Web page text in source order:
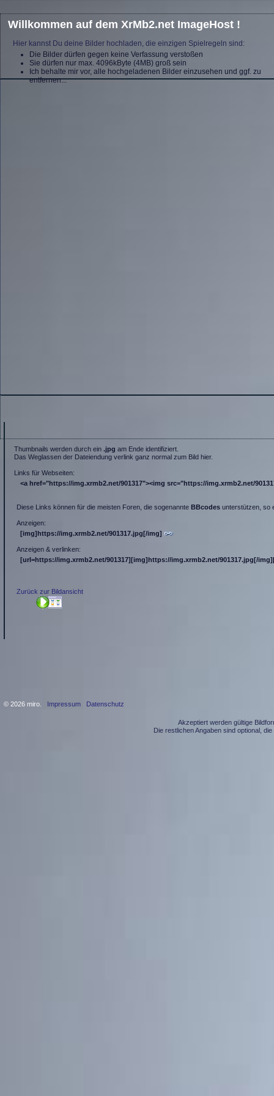
Willkommen auf dem XrMb2.net ImageHost !
Hier kannst Du deine Bilder hochladen, die einzigen Spielregeln sind:
Die Bilder dürfen gegen keine Verfassung verstoßen
Sie dürfen nur max. 4096kByte (4MB) groß sein
Ich behalte mir vor, alle hochgeladenen Bilder einzusehen und ggf. zu
entfernen...
Thumbnails werden durch ein .jpg am Ende identifiziert.
Das Weglassen der Dateiendung verlink ganz normal zum Bild hier.
Links für Webseiten:
<a href="https://img.xrmb2.net/901317"><img src="https://img.xrmb2.net/
Diese Links können für die meisten Foren, die sogenannte BBcodes unterstützen, so
Anzeigen:
[img]https://img.xrmb2.net/901317.jpg[/img]
Anzeigen & verlinken:
[url=https://img.xrmb2.net/901317][img]https://img.xrmb2.net/901317.jpg[/
Zurück zur Bildansicht
© 2026 miro. Impressum Datenschutz
Akzeptiert werden gültige
Die restlichen Angaben sind optional,